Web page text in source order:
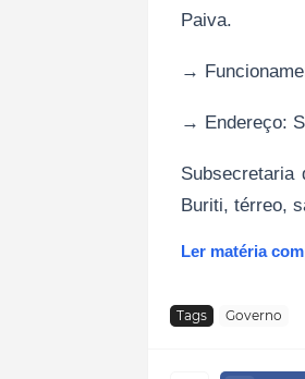
Paiva.
→
→ Endereço:
Buriti, térreo,
Ler matéria
Tags Governo